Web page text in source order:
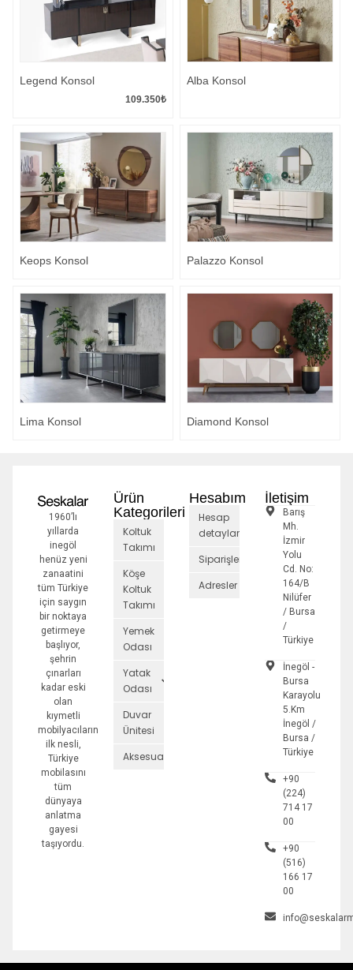
Legend Konsol
109.350₺
Alba Konsol
Keops Konsol Palazzo Konsol
Lima Konsol Diamond Konsol
1960’lı
yıllarda
inegöl
henüz yeni
zanaatini
tüm Türkiye
için saygın
bir noktaya
getirmeye
başlıyor,
şehrin
çınarları
kadar eski
olan
kıymetli
mobilyacıların
ilk nesli,
Türkiye
mobilasını
tüm
dünyaya
anlatma
gayesi
taşıyordu.
Ürün
Kategorileri
Koltuk
Takımı
Köşe
Koltuk
Takımı
Yemek
Odası
Yatak
Odası
Duvar
Ünitesi
Aksesuarlar
Hesabım
Hesap
detayları
Siparişler
Adresler
İletişim
Barış
Mh.
İzmir
Yolu
Cd. No:
164/B
Nilüfer
/ Bursa
/
Türkiye
İnegöl -
Bursa
Karayolu
5.Km
İnegöl /
Bursa /
Türkiye
+90
(224)
714 17
00
+90
(516)
166 17
00